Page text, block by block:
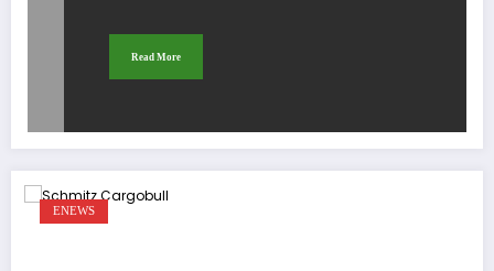
Read More
ENEWS